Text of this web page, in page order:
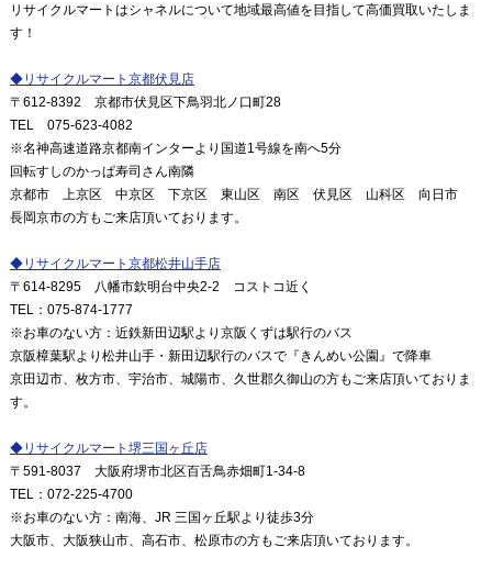
リサイクルマートはシャネルについて地域最高値を目指して高価買取いたしま
す！
◆リサイクルマート京都伏見店
〒 612-8392 京都市伏見区下鳥羽北ノ口町28
TEL
075-623-4082
※名神高速道路京都南インターより国道1 号線を南へ5分
回転すしのかっぱ寿司さん南隣
京都市 上京区 中京区 下京区 東山区 南区 伏見区 山科区 向日市
長岡京市の方もご来店頂いております。
◆リサイクルマート京都松井山手店
〒 614-8295八幡市欽明台中央2-2 コストコ近く
TEL
： 075-874-1777
※お車のない方：近鉄新田辺駅より京阪くずは駅行のバス
京阪樟葉駅より松井山手・新田辺駅行のバスで『きんめい公園』で降車
京田辺市、枚方市、宇治市、城陽市、久世郡久御山の方もご来店頂いておりま
す。
◆リサイクルマート堺三国ヶ丘店
〒591 -8037 大阪府堺市北区百舌鳥赤畑町1-34-8
TEL
：072-225-4700
※お車のない方：南海、JR 三国ヶ丘駅より徒歩3分
大阪市、大阪狭山市、高石市、松原市の方もご来店頂いております。